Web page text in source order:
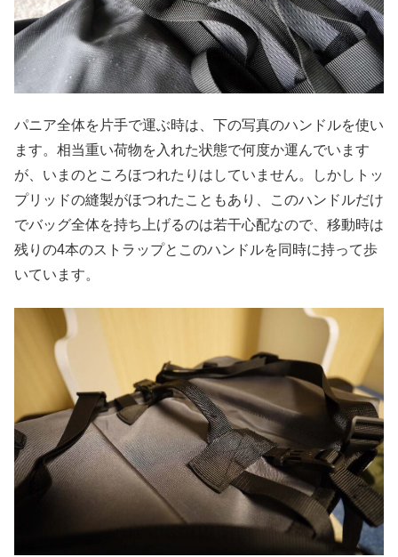
パニア全体を片手で運ぶ時は、下の写真のハンドルを使い
ます。相当重い荷物を入れた状態で何度か運んでいます
が、いまのところほつれたりはしていません。しかしトッ
プリッドの縫製がほつれたこともあり、このハンドルだけ
でバッグ全体を持ち上げるのは若干心配なので、移動時は
残りの4本のストラップとこのハンドルを同時に持って歩
いています。